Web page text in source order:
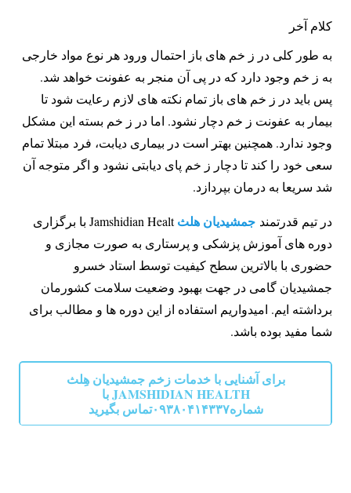
کلام آخر
به طور کلی در ز خم های باز احتمال ورود هر نوع مواد خارجی
به ز خم وجود دارد که در پی آن منجر به عفونت خواهد شد.
پس باید در ز خم های باز تمام نکته های لازم رعایت شود تا
بیمار به عفونت ز خم دچار نشود. اما در ز خم بسته این مشکل
وجود ندارد. همچنین بهتر است در بیماری دیابت، فرد مبتلا تمام
سعی خود را کند تا دچار ز خم پای دیابتی نشود و اگر متوجه آن
شد سریعا به درمان بپردازد.
در تیم قدرتمند جمشیدیان هلث
Jamshidian Healt با برگزاری
دوره های آموزش پزشکی و پرستاری به صورت مجازی و
حضوری با بالاترین سطح کیفیت توسط استاد خسرو
جمشیدیان گامی در جهت بهبود وضعیت سلامت کشورمان
برداشته ایم. امیدواریم استفاده از این دوره ها و مطالب برای
شما مفید بوده باشد.
برای آشنایی با خدمات زخم جمشیدیان هِلث
JAMSHIDIAN HEALTH با
شماره۰۹۳۸۰۴۱۴۳۳۷تماس بگیرید